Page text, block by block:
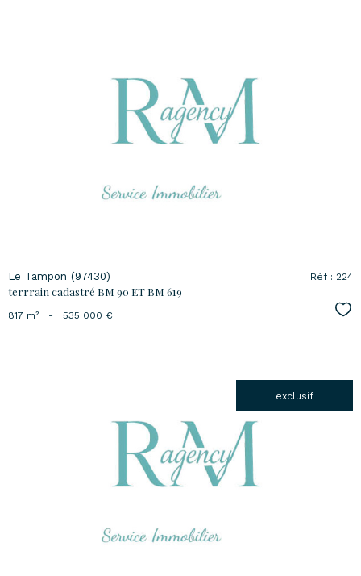
voir le
bien
Le Tampon (97430)
terrrain cadastré BM 90 ET BM 619
Réf : 224
817 m² - 535 000 €
exclusif
voir le
bien